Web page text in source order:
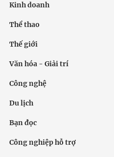
Kinh doanh
Thể thao
Thế giới
Văn hóa - Giải trí
Công nghệ
Du lịch
Bạn đọc
Công nghiệp hỗ trợ